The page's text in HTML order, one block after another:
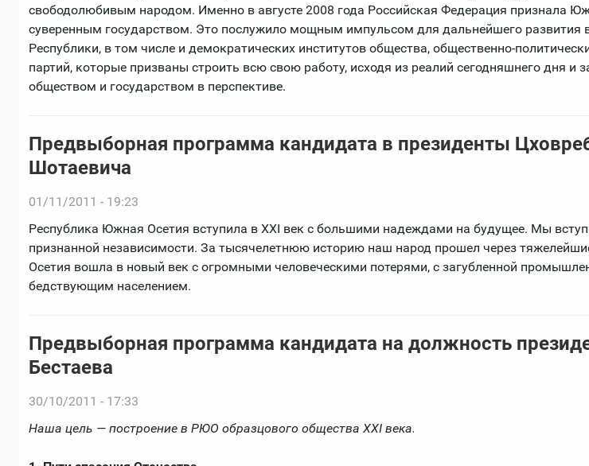
свободолюбивым народом. Именно в августе 2008 года Российская Федерация признала
суверенным государством. Это послужило мощным импульсом для дальнейшего развития
Республики, в том числе и демократических институтов общества, общественно-
партий, которые призваны строить всю свою работу, исходя из реалий сегодняшнего дня и
обществом и государством в перспективе.
Предвыборная программа кандидата в президенты
Шотаевича
01/11/2011 - 19:23
Республика Южная Осетия вступила в XXI век с большими надеждами на будущее. Мы
признанной независимости. За тысячелетнюю историю наш народ прошел через
Осетия вошла в новый век с огромными человеческими потерями, с загубленной
бедствующим населением.
Предвыборная программа кандидата на должность
Бестаева
30/10/2011 - 17:33
Наша цель — построение в РЮО образцового общества XXI века.